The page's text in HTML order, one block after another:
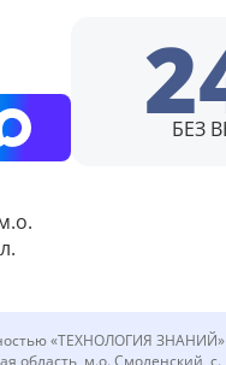
БЕЗ
«ТЕХНОЛОГИЯ ЗНАНИЙ»
область, м.о. Смоленский,